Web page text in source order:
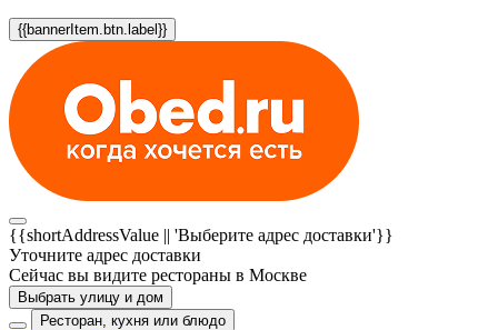
{{bannerItem.btn.label}}
{{shortAddressValue || 'Выберите адрес доставки'}}
Уточните адрес доставки
Сейчас вы видите рестораны в Москве
Выбрать улицу и дом
Ресторан, кухня или блюдо